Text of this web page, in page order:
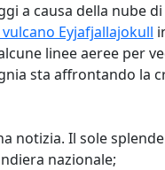
a causa della nube
Eyjafjallajokull
linee aeree per
sta affrontando la
notizia. Il sole
nazionale;